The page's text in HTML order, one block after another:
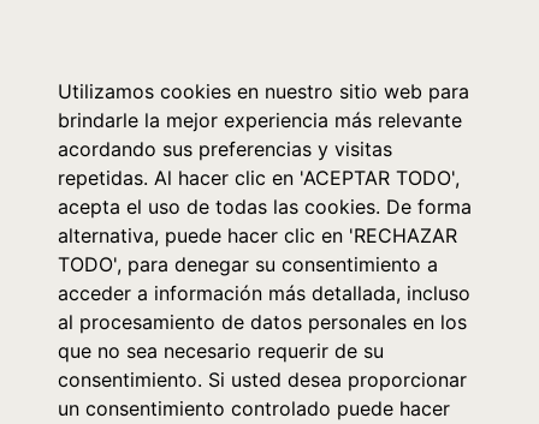
Utilizamos cookies en nuestro sitio web para
brindarle la mejor experiencia más relevante
acordando sus preferencias y visitas
repetidas. Al hacer clic en 'ACEPTAR TODO',
acepta el uso de todas las cookies. De forma
alternativa, puede hacer clic en 'RECHAZAR
TODO', para denegar su consentimiento a
acceder a información más detallada, incluso
al procesamiento de datos personales en los
que no sea necesario requerir de su
consentimiento. Si usted desea proporcionar
un consentimiento controlado puede hacer